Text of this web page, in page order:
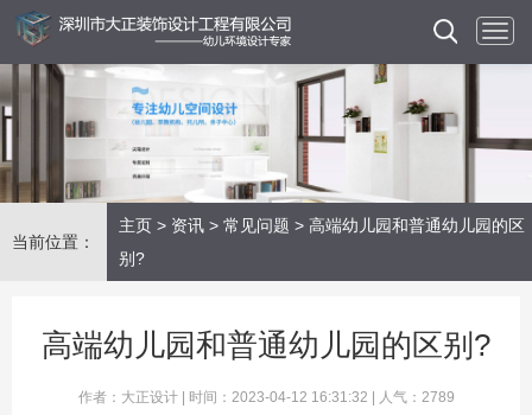
当前位置：
主页 > 资讯 > 常见问题 > 高端幼儿园和普通幼儿园的区
别?
高端幼儿园和普通幼儿园的区别?
作者：大正设计 | 时间：2023-04-12 16:31:32 | 人气：2789